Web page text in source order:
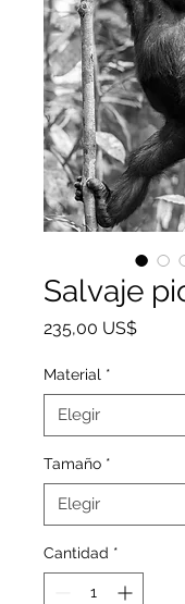
Salvaje
235,00 US$Precio
Material *
Tamaño *
Cantidad *